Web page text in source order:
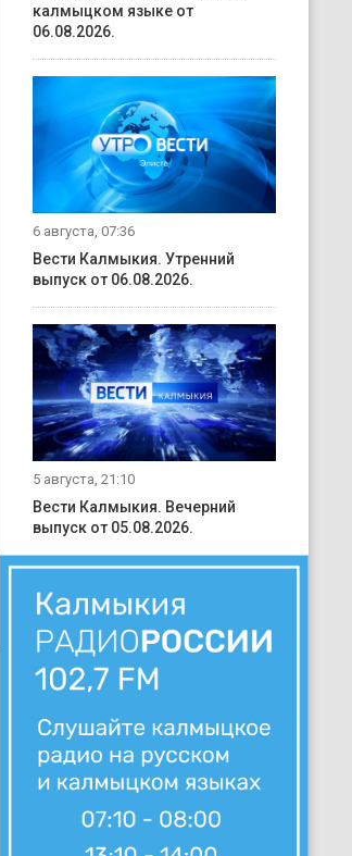
калмыцком языке от
06.08.2026.
6 августа, 07:36
Вести Калмыкия. Утренний
выпуск от 06.08.2026.
5 августа, 21:10
Вести Калмыкия. Вечерний
выпуск от 05.08.2026.